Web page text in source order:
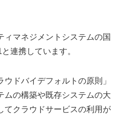
ィマネジメントシステムの国
連携しています。
ドバイデフォルトの原則」
ムの構築や既存システムの大
てクラウドサービスの利用が